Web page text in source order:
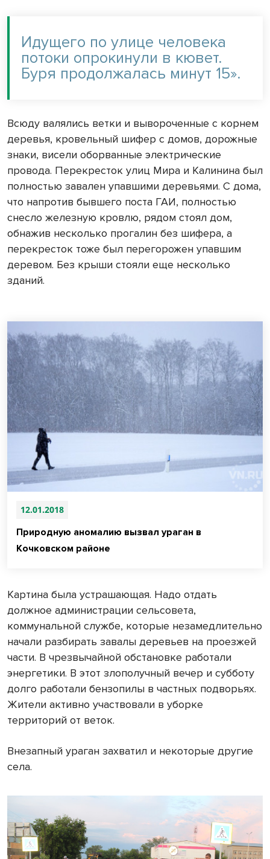
Идущего по улице человека
потоки опрокинули в кювет.
Буря продолжалась минут 15».
Всюду валялись ветки и вывороченные с корнем
деревья, кровельный шифер с домов, дорожные
знаки, висели оборванные электрические
провода. Перекресток улиц Мира и Калинина был
полностью завален упавшими деревьями. С дома,
что напротив бывшего поста ГАИ, полностью
снесло железную кровлю, рядом стоял дом,
обнажив несколько прогалин без шифера, а
перекресток тоже был перегорожен упавшим
деревом. Без крыши стояли еще несколько
зданий.
12.01.2018
Природную аномалию вызвал ураган в
Кочковском районе
Картина была устрашающая. Надо отдать
должное администрации сельсовета,
коммунальной службе, которые незамедлительно
начали разбирать завалы деревьев на проезжей
части. В чрезвычайной обстановке работали
энергетики. В этот злополучный вечер и субботу
долго работали бензопилы в частных подворьях.
Жители активно участвовали в уборке
территорий от веток.
Внезапный ураган захватил и некоторые другие
села.